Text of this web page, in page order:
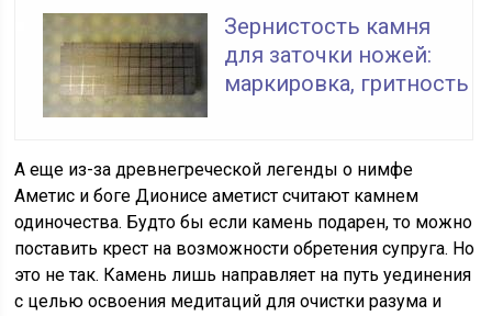
Зернистость камня
для заточки ножей:
маркировка, гритность
А еще из-за древнегреческой легенды о нимфе
Аметис и боге Дионисе аметист считают камнем
одиночества. Будто бы если камень подарен, то можно
поставить крест на возможности обретения супруга. Но
это не так. Камень лишь направляет на путь уединения
с целью освоения медитаций для очистки разума и